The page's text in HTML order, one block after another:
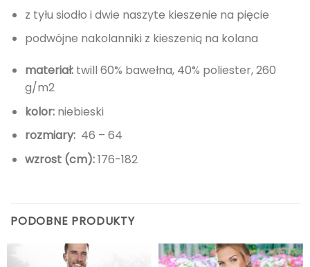
z tyłu siodło i dwie naszyte kieszenie na pięcie
podwójne nakolanniki z kieszenią na kolana
materiał:twill 60% bawełna, 40% poliester, 260
g/m2
kolor:niebieski
rozmiary:46 – 64
wzrost (cm):176-182
PODOBNE PRODUKTY